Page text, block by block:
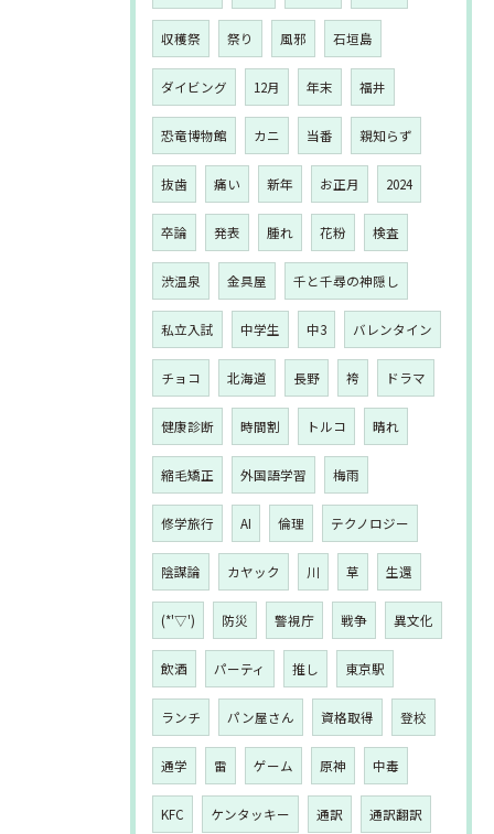
収穫祭 祭り 風邪 石垣島
ダイビング 12月 年末 福井
恐竜博物館 カニ 当番 親知らず
抜歯 痛い 新年 お正月 2024
卒論 発表 腫れ 花粉 検査
渋温泉 金具屋 千と千尋の神隠し
私立入試 中学生 中3 バレンタイン
チョコ 北海道 長野 袴 ドラマ
健康診断 時間割 トルコ 晴れ
縮毛矯正 外国語学習 梅雨
修学旅行 AI 倫理 テクノロジー
陰謀論 カヤック 川 草 生還
(*'▽') 防災 警視庁 戦争 異文化
飲酒 パーティ 推し 東京駅
ランチ パン屋さん 資格取得 登校
通学 雷 ゲーム 原神 中毒
KFC ケンタッキー 通訳 通訳翻訳